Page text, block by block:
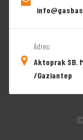
Adres:
Aktoprak SB.
/Gaziantep
©